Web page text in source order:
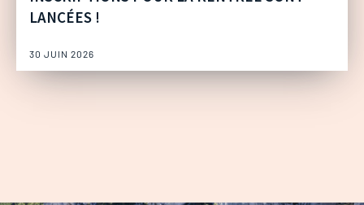
LANCÉES !
30 JUIN 2026